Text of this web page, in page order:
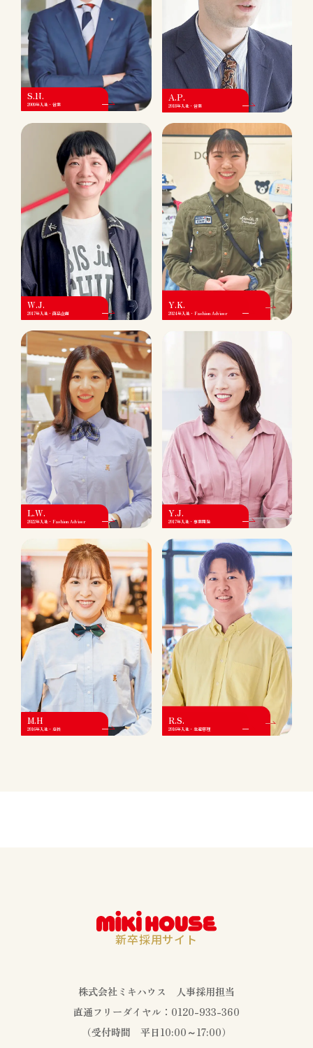
S.N.
2009年入社・営業
A.P.
2018年入社・営業
W.J.
2017年入社・商品企画
Y.K.
2024年入社・Fashion Adviser
L.W.
2022年入社・Fashion Adviser
Y.J.
2017年入社・事業開発
M.H
2016年入社・店長
R.S.
2016年入社・生産管理
新卒採用サイト
株式会社ミキハウス 人事採用担当
直通フリーダイヤル： 0120-933-360
（受付時間 平日10:00～17:00）